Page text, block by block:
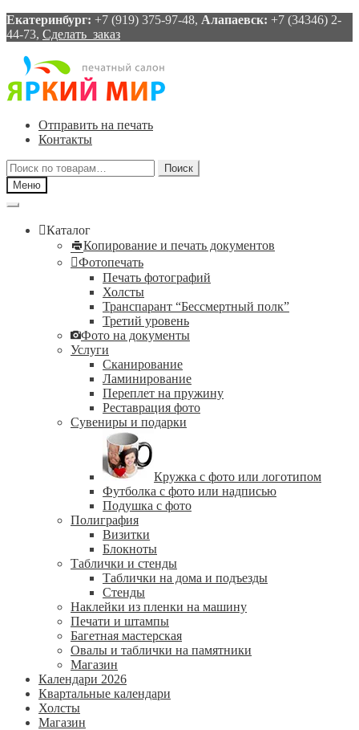
Екатеринбург: +7 (919) 375-97-48, Алапаевск: +7 (34346) 2-
44-73, Сделать заказ
Перейти
навигации
Перейти
содержимому
Отправить на печать
Контакты
Искать:
Поиск
Меню
Каталог
Копирование и печать документов
Фотопечать
Печать фотографий
Холсты
Транспарант “Бессмертный полк”
Третий уровень
Фото на документы
Услуги
Сканирование
Ламинирование
Переплет на пружину
Реставрация фото
Сувениры и подарки
Кружка с фото или логотипом
Футболка с фото или надписью
Подушка с фото
Полиграфия
Визитки
Блокноты
Таблички и стенды
Таблички на дома и подъезды
Стенды
Наклейки из пленки на машину
Печати и штампы
Багетная мастерская
Овалы и таблички на памятники
Магазин
Календари 2026
Квартальные календари
Холсты
Магазин